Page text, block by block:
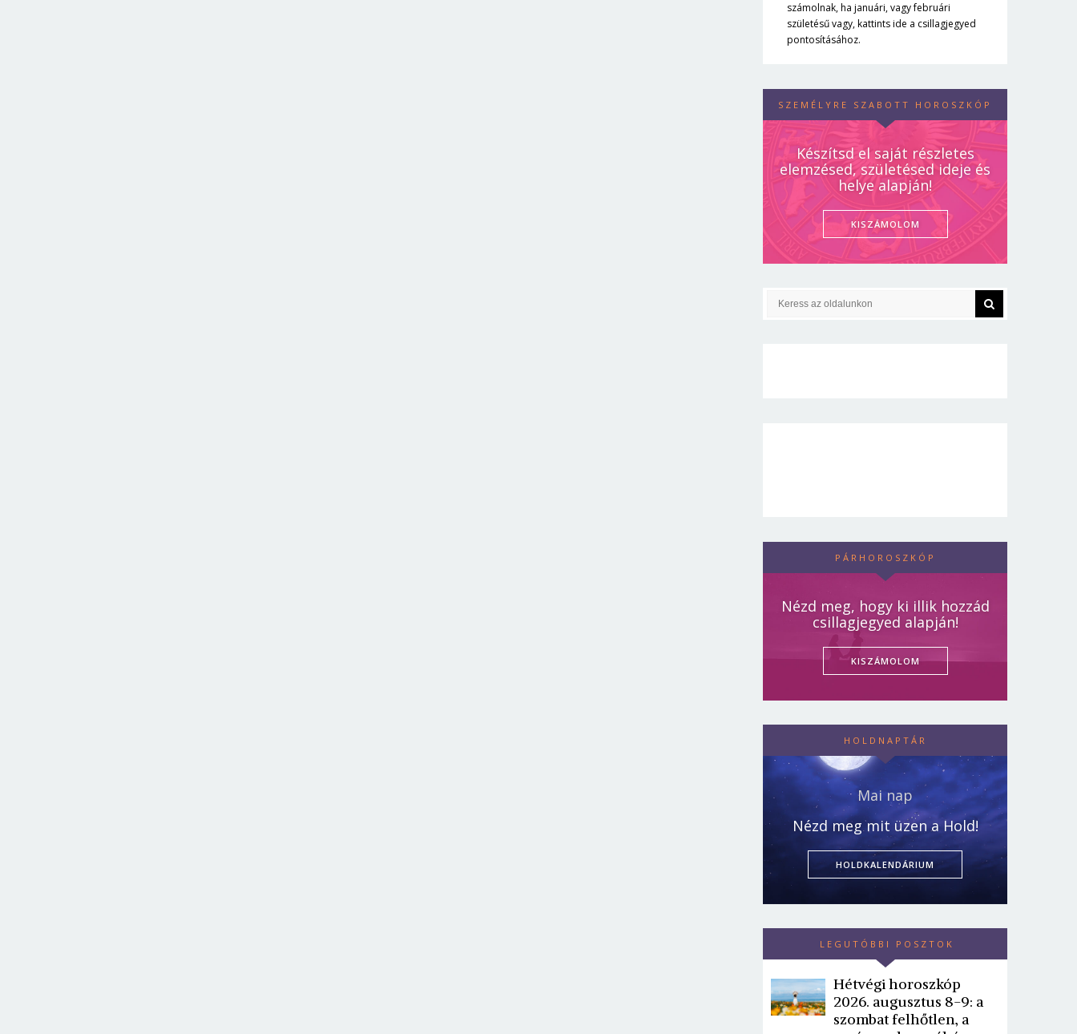
számolnak, ha januári, vagy februári
születésű vagy, kattints ide a csillagjegyed
pontosításához.
SZEMÉLYRE SZABOTT HOROSZKÓP
Készítsd el saját részletes
elemzésed, születésed ideje és
helye alapján!
KISZÁMOLOM
PÁRHOROSZKÓP
Nézd meg, hogy ki illik hozzád
csillagjegyed alapján!
KISZÁMOLOM
HOLDNAPTÁR
Mai nap
Nézd meg mit üzen a Hold!
HOLDKALENDÁRIUM
LEGUTÓBBI POSZTOK
Hétvégi horoszkóp
2026. augusztus 8-9: a
szombat felhőtlen, a